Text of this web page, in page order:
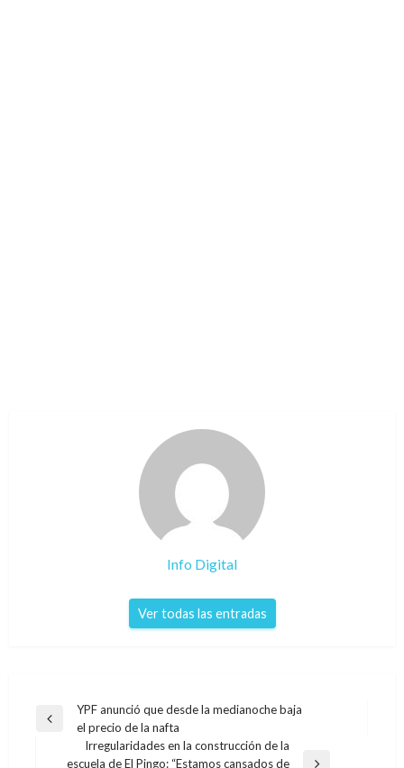
Info Digital
Ver todas las entradas
Navegación
entradas
Entrada
YPF anunció que desde la medianoche baja
el precio de la nafta
Irregularidades en la construcción de la
escuela de El Pingo: “Estamos cansados de